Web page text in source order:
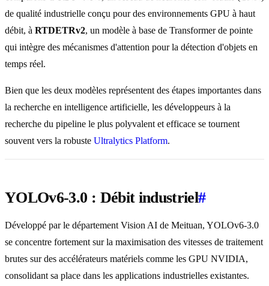
de qualité industrielle conçu pour des environnements GPU à haut
débit, à RTDETRv2, un modèle à base de Transformer de pointe
qui intègre des mécanismes d'attention pour la détection d'objets en
temps réel.
Bien que les deux modèles représentent des étapes importantes dans
la recherche en intelligence artificielle, les développeurs à la
recherche du pipeline le plus polyvalent et efficace se tournent
souvent vers la robuste Ultralytics Platform.
YOLOv6-3.0 : Débit industriel#
Développé par le département Vision AI de Meituan, YOLOv6-3.0
se concentre fortement sur la maximisation des vitesses de traitement
brutes sur des accélérateurs matériels comme les GPU NVIDIA,
consolidant sa place dans les applications industrielles existantes.